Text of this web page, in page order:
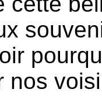
nos